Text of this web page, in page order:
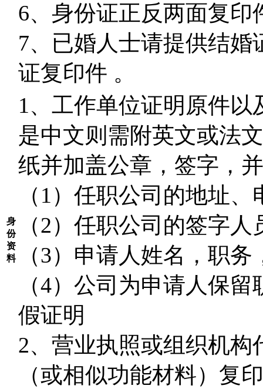
6、身份证正反两面复印
7、已婚人士请提供结
证复印件 。
身
份
资
料
1、工作单位证明原件
是中文则需附英文或法
纸并加盖公章，签字，
（1）任职公司的地址
（2）任职公司的签字
（3）申请人姓名，职
（4）公司为申请人保
假证明
2、营业执照或组织机
（或相似功能材料）复